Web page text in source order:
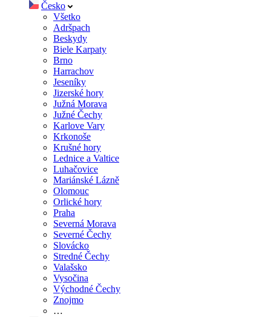
Česko
Všetko
Adršpach
Beskydy
Biele Karpaty
Brno
Harrachov
Jeseníky
Jizerské hory
Južná Morava
Južné Čechy
Karlove Vary
Krkonoše
Krušné hory
Lednice a Valtice
Luhačovice
Mariánské Lázně
Olomouc
Orlické hory
Praha
Severná Morava
Severné Čechy
Slovácko
Stredné Čechy
Valašsko
Vysočina
Východné Čechy
Znojmo
…